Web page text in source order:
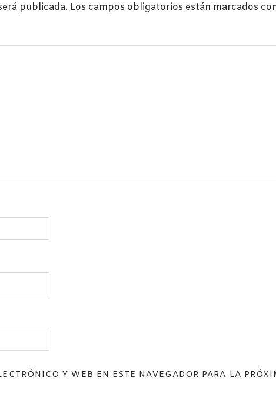
publicada. Los campos obligatorios están marcados
Y WEB EN ESTE NAVEGADOR PARA LA